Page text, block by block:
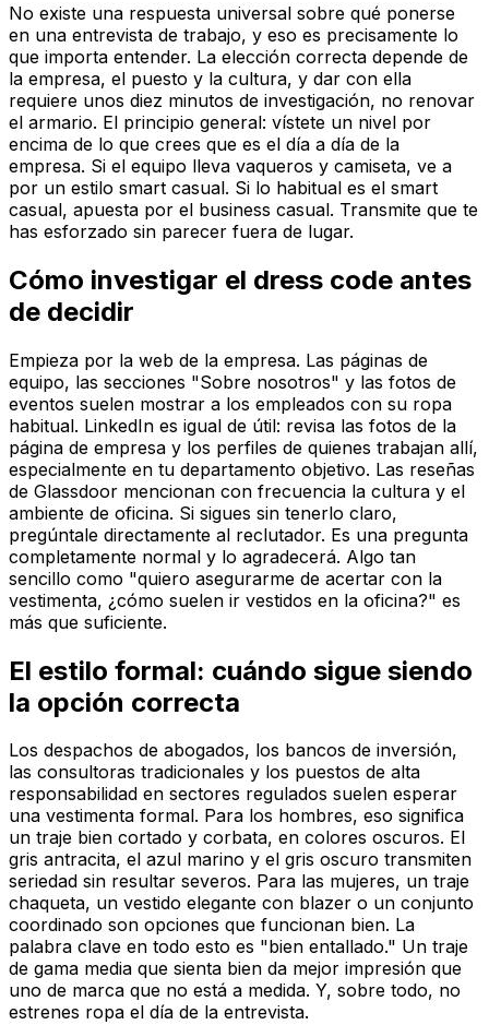
No existe una respuesta universal sobre qué ponerse
en una entrevista de trabajo, y eso es precisamente lo
que importa entender. La elección correcta depende de
la empresa, el puesto y la cultura, y dar con ella
requiere unos diez minutos de investigación, no renovar
el armario. El principio general: vístete un nivel por
encima de lo que crees que es el día a día de la
empresa. Si el equipo lleva vaqueros y camiseta, ve a
por un estilo smart casual. Si lo habitual es el smart
casual, apuesta por el business casual. Transmite que te
has esforzado sin parecer fuera de lugar.
Cómo investigar el dress code antes
de decidir
Empieza por la web de la empresa. Las páginas de
equipo, las secciones "Sobre nosotros" y las fotos de
eventos suelen mostrar a los empleados con su ropa
habitual. LinkedIn es igual de útil: revisa las fotos de la
página de empresa y los perfiles de quienes trabajan allí,
especialmente en tu departamento objetivo. Las reseñas
de Glassdoor mencionan con frecuencia la cultura y el
ambiente de oficina. Si sigues sin tenerlo claro,
pregúntale directamente al reclutador. Es una pregunta
completamente normal y lo agradecerá. Algo tan
sencillo como "quiero asegurarme de acertar con la
vestimenta, ¿cómo suelen ir vestidos en la oficina?" es
más que suficiente.
El estilo formal: cuándo sigue siendo
la opción correcta
Los despachos de abogados, los bancos de inversión,
las consultoras tradicionales y los puestos de alta
responsabilidad en sectores regulados suelen esperar
una vestimenta formal. Para los hombres, eso significa
un traje bien cortado y corbata, en colores oscuros. El
gris antracita, el azul marino y el gris oscuro transmiten
seriedad sin resultar severos. Para las mujeres, un traje
chaqueta, un vestido elegante con blazer o un conjunto
coordinado son opciones que funcionan bien. La
palabra clave en todo esto es "bien entallado." Un traje
de gama media que sienta bien da mejor impresión que
uno de marca que no está a medida. Y, sobre todo, no
estrenes ropa el día de la entrevista.